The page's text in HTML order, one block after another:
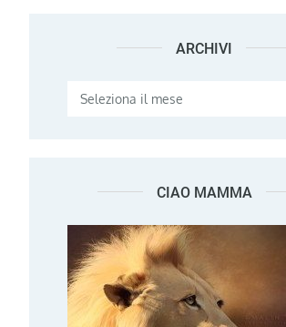
ARCHIVI Archivi
CIAO MAMMA